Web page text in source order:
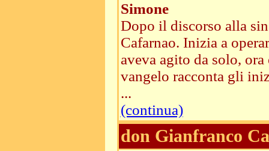
Simone
Dopo il discorso alla
Cafarnao. Inizia a
aveva agito da solo,
vangelo racconta gli
...
(continua)
don Gianfranco